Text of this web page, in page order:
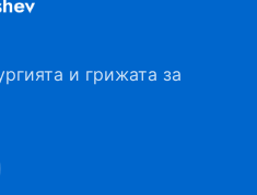
и грижата за